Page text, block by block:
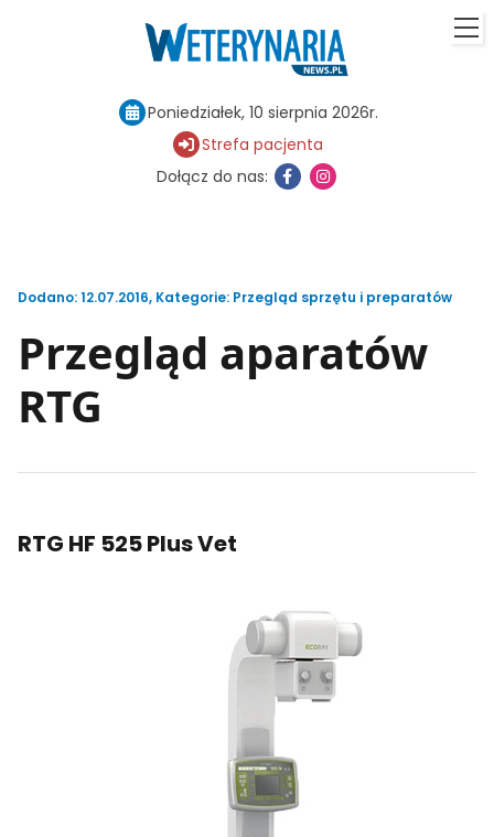
Poniedziałek, 10 sierpnia 2026r.
Strefa pacjenta
Dołącz do nas:
Dodano: 12.07.2016, Kategorie: Przegląd sprzętu i preparatów
Przegląd aparatów
RTG
RTG HF 525 Plus Vet